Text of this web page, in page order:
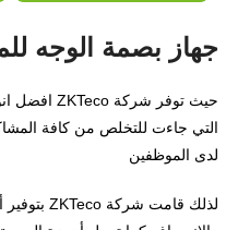
جهاز بصمة الوجه
حيث توفر شركة ZKTeco افضل
التي جاءت للتخلص من كافة
لدى الموظفين
لذلك قامت شركة ZKTeco